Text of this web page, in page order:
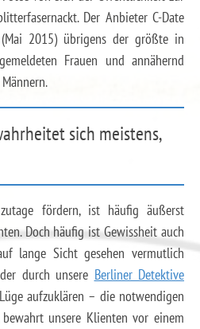
Der Anbieter C-Date
2015) übrigens der größte in
Frauen und annähernd
sich meistens,
fördern, ist häufig äußerst
Doch häufig ist Gewissheit auch
lange Sicht gesehen vermutlich
durch unsere Berliner Detektive
aufzuklären – die notwendigen
unsere Klienten vor einem